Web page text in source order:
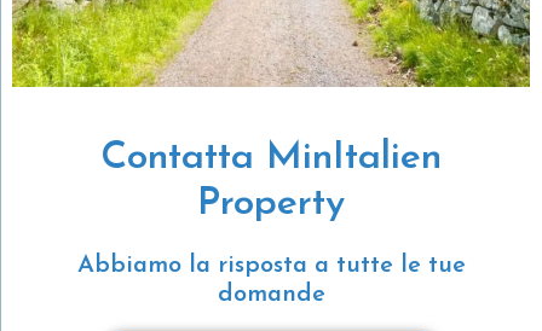
Contatta MinItalien
Property
Abbiamo la risposta a tutte le tue
domande